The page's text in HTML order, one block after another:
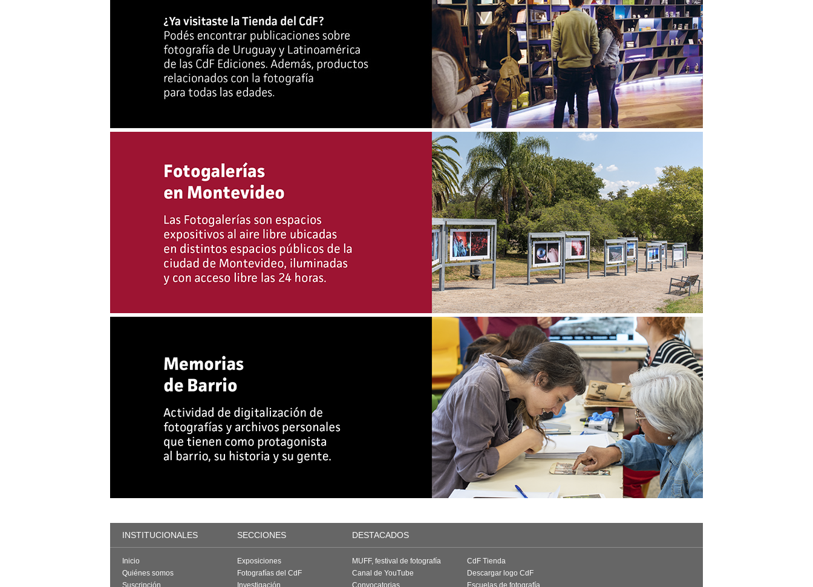
INSTITUCIONALES SECCIONES DESTACADOS
Inicio
Quiénes somos
Suscripción
Exposiciones
Fotografías del CdF
Investigación
MUFF, festival de fotografía
Canal de YouTube
Convocatorias
CdF Tienda
Descargar logo CdF
Escuelas de fotografía